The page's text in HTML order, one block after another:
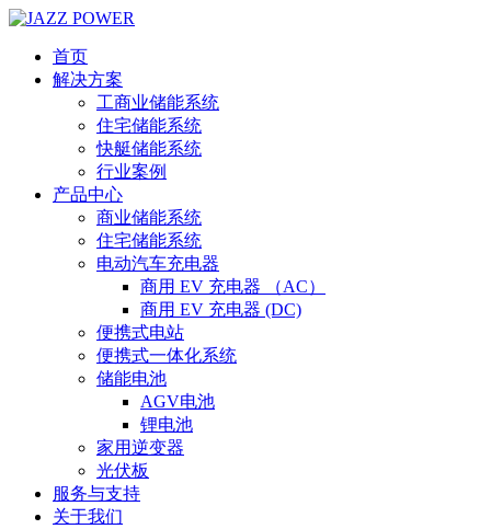
首页
解决方案
工商业储能系统
住宅储能系统
快艇储能系统
行业案例
产品中心
商业储能系统
住宅储能系统
电动汽车充电器
商用 EV 充电器 （AC）
商用 EV 充电器 (DC)
便携式电站
便携式一体化系统
储能电池
AGV电池
锂电池
家用逆变器
光伏板
服务与支持
关于我们